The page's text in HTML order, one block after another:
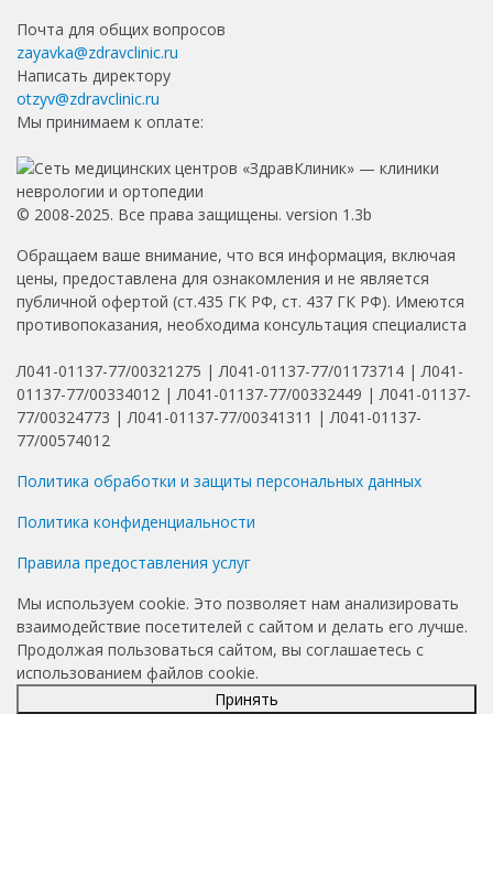
Почта для общих вопросов
zayavka@zdravclinic.ru
Написать директору
otzyv@zdravclinic.ru
Мы принимаем к оплате:
© 2008-2025. Все права защищены. version 1.3b
Обращаем ваше внимание, что вся информация, включая
цены, предоставлена для ознакомления и не является
публичной офертой (ст.435 ГК РФ, ст. 437 ГК РФ). Имеются
противопоказания, необходима консультация специалиста
Л041-01137-77/00321275 | Л041-01137-77/01173714 | Л041-
01137-77/00334012 | Л041-01137-77/00332449 | Л041-01137-
77/00324773 | Л041-01137-77/00341311 | Л041-01137-
77/00574012
Политика обработки и защиты персональных данных
Политика конфиденциальности
Правила предоставления услуг
Мы используем cookie. Это позволяет нам анализировать
взаимодействие посетителей с сайтом и делать его лучше.
Продолжая пользоваться сайтом, вы соглашаетесь с
использованием файлов cookie.
Принять